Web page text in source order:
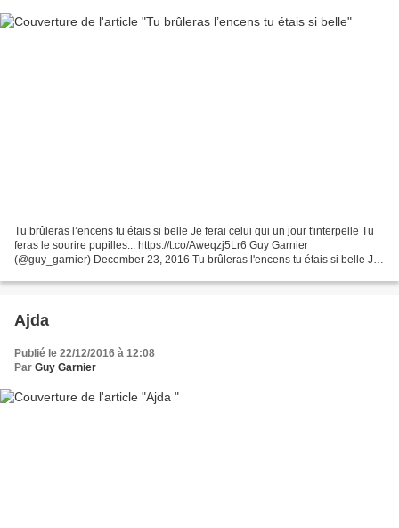
Tu brûleras l’encens tu étais si belle Je ferai celui qui un jour t'interpelle Tu
feras le sourire pupilles... https://t.co/Aweqzj5Lr6 Guy Garnier
(@guy_garnier) December 23, 2016 Tu brûleras l'encens tu étais si belle Je
Ajda
Publié le 22/12/2016 à 12:08
Par Guy Garnier